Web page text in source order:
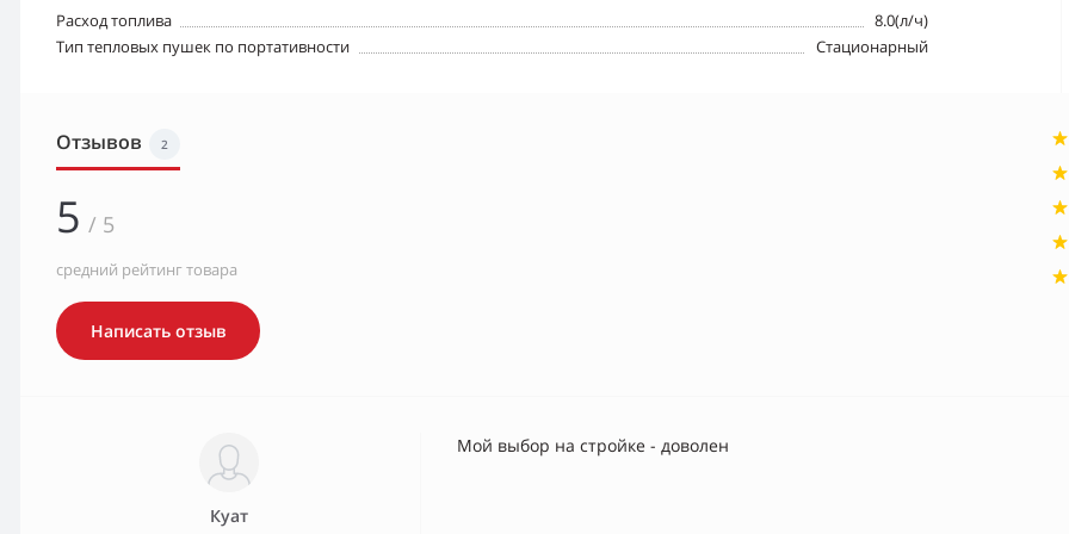
Расход топлива
8.0(л/ч)
Тип тепловых пушек по портативности
Стационарный
Отзывов 2
5 / 5
средний рейтинг товара
Написать отзыв
Куат
Мой выбор на стройке - доволен